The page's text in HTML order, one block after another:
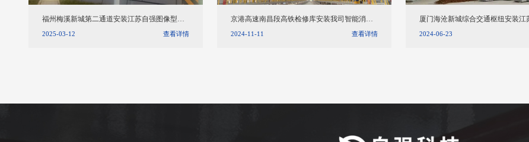
福州梅溪新城第二通道安装江苏自强图像型火
2025-03-12 查看详情
京港高速南昌段高铁检修库安装我司智能消防
2024-11-11 查看详情
厦门海沧新城综合交通枢纽安装江
2024-06-23